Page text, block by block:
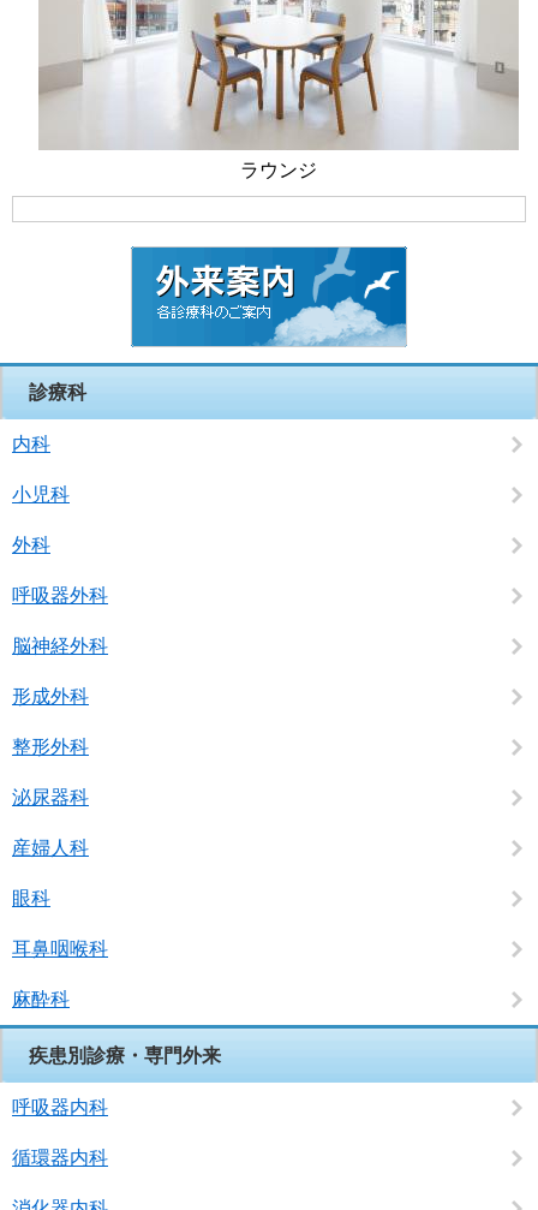
ラウンジ
診療科
内科
小児科
外科
呼吸器外科
脳神経外科
形成外科
整形外科
泌尿器科
産婦人科
眼科
耳鼻咽喉科
麻酔科
疾患別診療・専門外来
呼吸器内科
循環器内科